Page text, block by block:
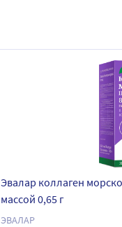
Эвалар коллаген
массой 0,65 г
ЭВАЛАР